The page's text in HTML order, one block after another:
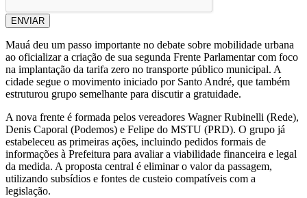
ENVIAR
Mauá deu um passo importante no debate sobre mobilidade urbana
ao oficializar a criação de sua segunda Frente Parlamentar com foco
na implantação da tarifa zero no transporte público municipal. A
cidade segue o movimento iniciado por Santo André, que também
estruturou grupo semelhante para discutir a gratuidade.
A nova frente é formada pelos vereadores Wagner Rubinelli (Rede),
Denis Caporal (Podemos) e Felipe do MSTU (PRD). O grupo já
estabeleceu as primeiras ações, incluindo pedidos formais de
informações à Prefeitura para avaliar a viabilidade financeira e legal
da medida. A proposta central é eliminar o valor da passagem,
utilizando subsídios e fontes de custeio compatíveis com a
legislação.